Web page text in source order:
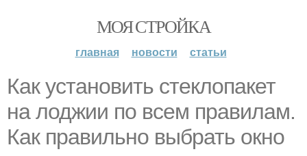
МОЯ СТРОЙКА
главная новости статьи
Как установить стеклопакет
на лоджии по всем правилам.
Как правильно выбрать окно